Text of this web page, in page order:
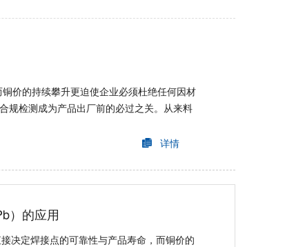
价的持续攀升更迫使企业必须杜绝任何因材
规检测成为产品出厂前的必过之关。从来料
详情
）的应用
决定焊接点的可靠性与产品寿命，而铜价的